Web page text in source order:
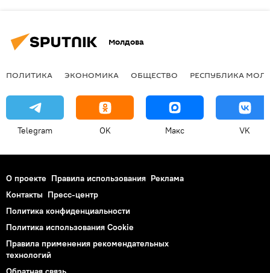
Молдова
ПОЛИТИКА ЭКОНОМИКА ОБЩЕСТВО РЕСПУБЛИКА
Telegram OK Макс VK
О проекте Правила использования Реклама
Контакты Пресс-центр
Политика конфиденциальности
Политика использования Cookie
Правила применения рекомендательных
технологий